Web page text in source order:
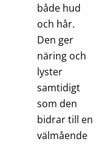
både hud
och hår.
Den ger
näring och
lyster
samtidigt
som den
bidrar till en
välmående